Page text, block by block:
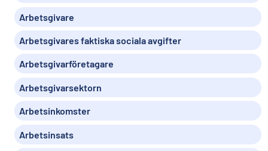
Arbetsgivare
Arbetsgivares faktiska sociala avgifter
Arbetsgivarföretagare
Arbetsgivarsektorn
Arbetsinkomster
Arbetsinsats